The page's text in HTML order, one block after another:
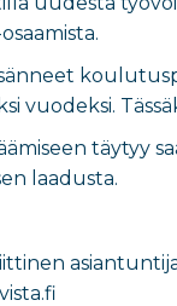
vuodeksi.
täytyy
laadusta.